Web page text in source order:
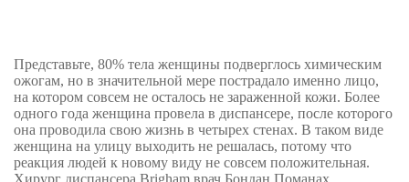
Представьте, 80% тела женщины подверглось химическим
ожогам, но в значительной мере пострадало именно лицо,
на котором совсем не осталось не зараженной кожи. Более
одного года женщина провела в диспансере, после которого
она проводила свою жизнь в четырех стенах. В таком виде
женщина на улицу выходить не решалась, потому что
реакция людей к новому виду не совсем положительная.
Хирург диспансера Brigham врач Бондан Поманах,